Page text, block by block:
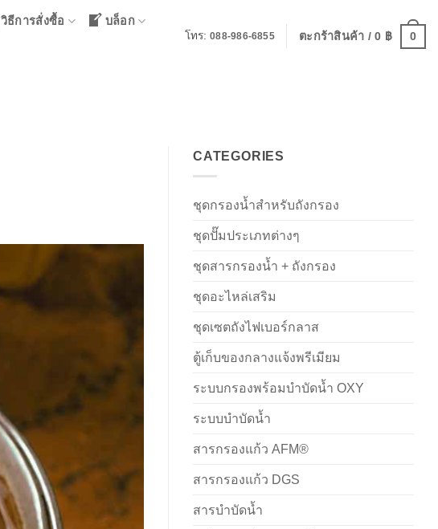
วิธีการสั่งซื้อ บล็อก
โทร:088-986-6855 ตะกร้าสินค้า /0 ฿ 0
CATEGORIES
ชุดกรองน้ำสำหรับถังกรอง
ชุดปั๊มประเภทต่างๆ
ชุดสารกรองน้ำ + ถังกรอง
ชุดอะไหล่เสริม
ชุดเซตถังไฟเบอร์กลาส
ตู้เก็บของกลางแจ้งพรีเมียม
ระบบกรองพร้อมบำบัดน้ำ OXY
ระบบบำบัดน้ำ
สารกรองแก้ว AFM®
สารกรองแก้ว DGS
สารบำบัดน้ำ